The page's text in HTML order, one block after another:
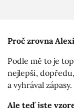
Proč zrovna
Podle mě to je
nejlepší,
a vyhrával
Ale teď jste